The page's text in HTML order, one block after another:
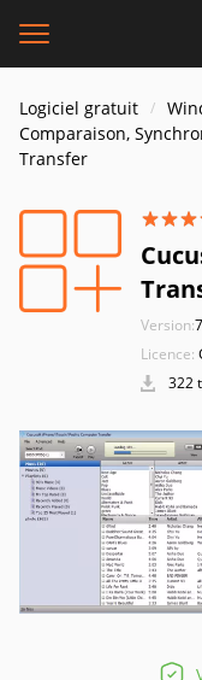
Logiciel gratuit
Comparaison,
Transfer
Version:
Licence:
322